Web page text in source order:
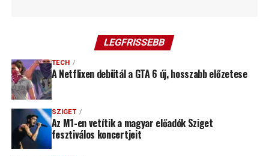
LEGFRISSEBB
TECH
A Netflixen debütál a GTA 6 új, hosszabb előzetese
SZIGET
Az M1-en vetítik a magyar előadók Sziget
fesztiválos koncertjeit